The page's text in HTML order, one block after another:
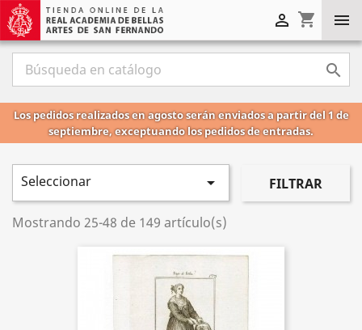

shopping_cart


Los pedidos realizados en agosto serán enviados a partir del 1 de
septiembre, exceptuando los pedidos de entradas.
Seleccionar  FILTRAR
Mostrando 25-48 de 149 artículo(s)